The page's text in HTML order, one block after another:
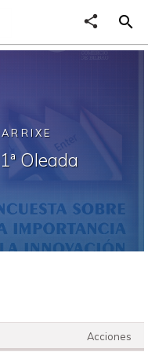
share search
Oleada
Acciones